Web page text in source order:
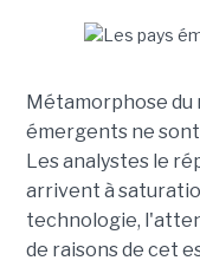
Métamorphose du
émergents ne
Les analystes le
arrivent à
technologie,
de raisons de cet